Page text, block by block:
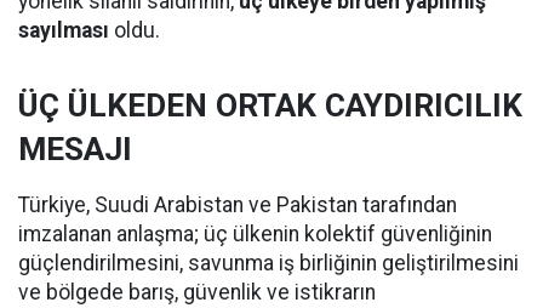
sayılması oldu.
ÜÇ ÜLKEDEN ORTAK CAYDIRICILIK
MESAJI
Türkiye, Suudi Arabistan ve Pakistan tarafından
imzalanan anlaşma; üç ülkenin kolektif güvenliğinin
güçlendirilmesini, savunma iş birliğinin geliştirilmesini
ve bölgede barış, güvenlik ve istikrarın